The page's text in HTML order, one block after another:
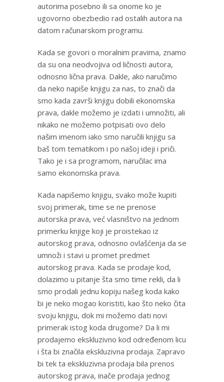
autorima posebno ili sa onome ko je
ugovorno obezbedio rad ostalih autora na
datom računarskom programu.
Kada se govori o moralnim pravima, znamo
da su ona neodvojiva od ličnosti autora,
odnosno lična prava. Dakle, ako naručimo
da neko napiše knjigu za nas, to znači da
smo kada završi knjigu dobili ekonomska
prava, dakle možemo je izdati i umnožiti, ali
nikako ne možemo potpisati ovo delo
našim imenom iako smo naručili knjigu sa
baš tom tematikom i po našoj ideji i priči.
Tako je i sa programom, naručilac ima
samo ekonomska prava.
Kada napišemo knjigu, svako može kupiti
svoj primerak, time se ne prenose
autorska prava, već vlasništvo na jednom
primerku knjige koji je proistekao iz
autorskog prava, odnosno ovlašćenja da se
umnoži i stavi u promet predmet
autorskog prava. Kada se prodaje kod,
dolazimo u pitanje šta smo time rekli, da li
smo prodali jednu kopiju našeg koda kako
bi je neko mogao koristiti, kao što neko čita
svoju knjigu, dok mi možemo dati novi
primerak istog koda drugome? Da li mi
prodajemo ekskluzivno kod određenom licu
i šta bi značila ekskluzivna prodaja. Zapravo
bi tek ta ekskluzivna prodaja bila prenos
autorskog prava, inače prodaja jednog